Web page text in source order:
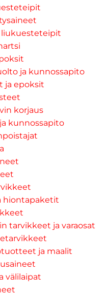
liukuesteteipit
ja kunnossapito
ja epoksit
korjaus
kunnossapito
hiontapaketit
tarvikkeet ja varaosat
ja maalit
välilaipat